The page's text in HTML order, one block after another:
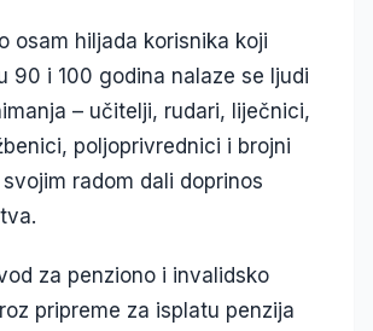
osam hiljada korisnika koji
90 i 100 godina nalaze se ljudi
– učitelji, rudari, liječnici,
poljoprivrednici i brojni
radom dali doprinos
za penziono i invalidsko
pripreme za isplatu penzija